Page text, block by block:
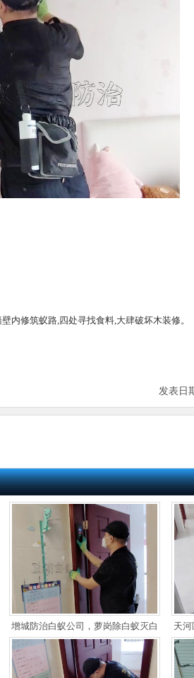
越多,通过在墙壁内修筑蚁路,四处寻
发表日
增城防治白蚁公司，萝岗除白蚁灭白
蚁，黄埔消杀白蚁【多年专业白蚁防
治经验】
天河
黄